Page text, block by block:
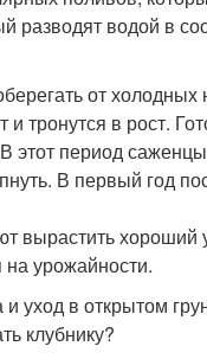
разводят водой в
от
и тронутся в рост.
этот период
В первый год
вырастить
урожайности.